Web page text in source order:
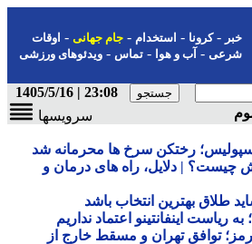
-کرونا-استخدام- جام جهانی-اوقات
-آب و هوا-تماس-ویدئوهای ورزشی
23:08 | 1405/5/16
سرویسها
رختکن سرخ ها محرمانه شد
| دلایل، راه های درمان و
اینفانتینو اعتماد نداریم
توافق تهران و مسقط خارج از